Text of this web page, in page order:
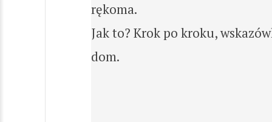
rękoma.
Jak to? Krok po kroku,
dom.